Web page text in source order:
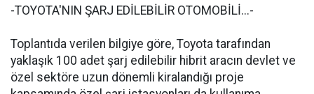
-TOYOTA'NIN ŞARJ EDİLEBİLİR OTOMOBİLİ...-
Toplantıda verilen bilgiye göre, Toyota tarafından
yaklaşık 100 adet şarj edilebilir hibrit aracın devlet ve
özel sektöre uzun dönemli kiralandığı proje